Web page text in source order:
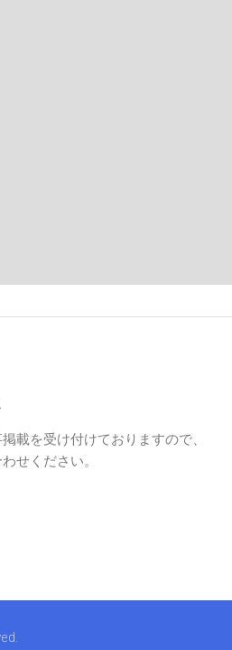
載を受け付けておりますので、
せください。